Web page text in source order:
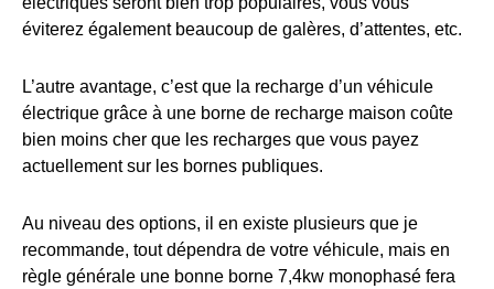
éviterez également beaucoup de galères, d’attentes, etc.
L’autre avantage, c’est que la recharge d’un véhicule
électrique grâce à une borne de recharge maison coûte
bien moins cher que les recharges que vous payez
actuellement sur les bornes publiques.
Au niveau des options, il en existe plusieurs que je
recommande, tout dépendra de votre véhicule, mais en
règle générale une bonne borne 7,4kw monophasé fera